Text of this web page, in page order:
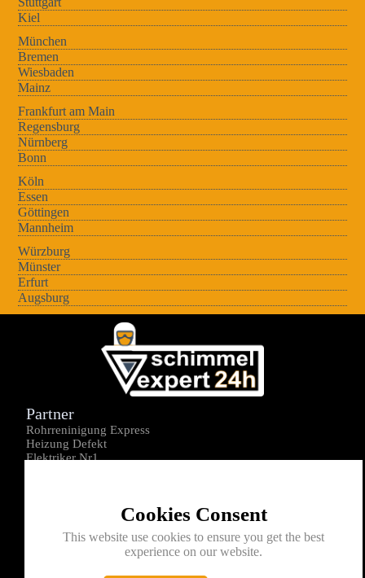
Kiel
München
Bremen
Wiesbaden
Mainz
Frankfurt am Main
Regensburg
Nürnberg
Bonn
Köln
Essen
Göttingen
Mannheim
Würzburg
Münster
Erfurt
Augsburg
Cookies Consent
This website use cookies to ensure you get the best
experience on our website.
Partner
Rohrreninigung Express
Heizung Defekt
Elektriker Nr1
Kontakt